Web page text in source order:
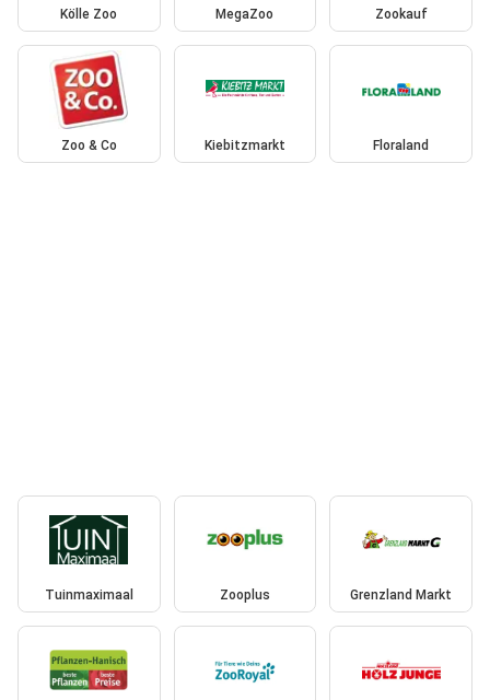
Kölle Zoo MegaZoo Zookauf
Zoo & Co Kiebitzmarkt Floraland
Tuinmaximaal Zooplus Grenzland Markt